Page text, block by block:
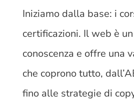
Iniziamo dalla base: i
certificazioni. Il web è
conoscenza e offre una
che coprono tutto,
fino alle strategie di